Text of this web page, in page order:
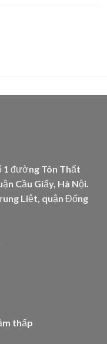
1 đường Tôn Thất
Cầu Giấy, Hà Nội.
Liệt, quận Đống
thấp